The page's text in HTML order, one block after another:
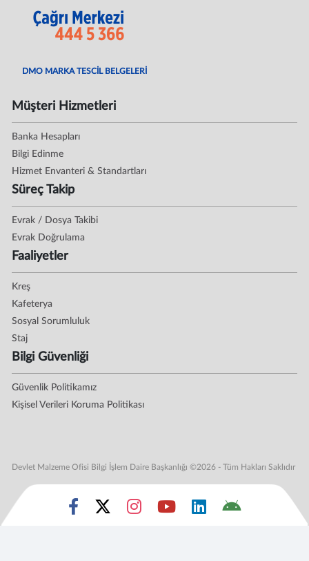
DMO MARKA TESCİL BELGELERİ
Müşteri Hizmetleri
Banka Hesapları
Bilgi Edinme
Hizmet Envanteri & Standartları
Süreç Takip
Evrak / Dosya Takibi
Evrak Doğrulama
Faaliyetler
Kreş
Kafeterya
Sosyal Sorumluluk
Staj
Bilgi Güvenliği
Güvenlik Politikamız
Kişisel Verileri Koruma Politikası
Devlet Malzeme Ofisi Bilgi İşlem Daire Başkanlığı ©2026 - Tüm Hakları Saklıdır